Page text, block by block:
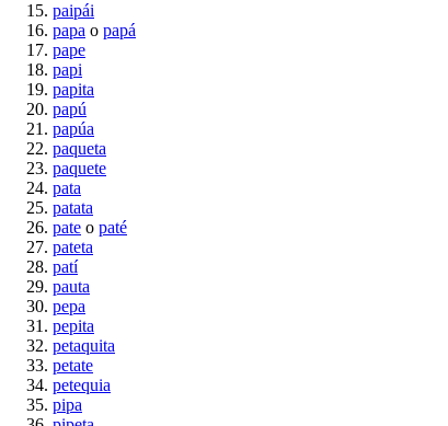
paipái
papa o papá
pape
papi
papita
papú
papúa
paqueta
paquete
pata
patata
pate o paté
pateta
patí
pauta
pepa
pepita
petaquita
petate
petequia
pipa